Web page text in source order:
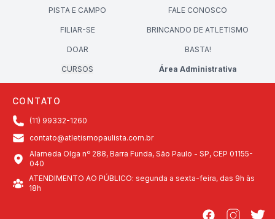
PISTA E CAMPO FALE CONOSCO
FILIAR-SE BRINCANDO DE ATLETISMO
DOAR BASTA!
CURSOS Área Administrativa
CONTATO
(11) 99332-1260
contato@atletismopaulista.com.br
Alameda Olga nº 288, Barra Funda, São Paulo - SP, CEP 01155-
040
ATENDIMENTO AO PÚBLICO: segunda a sexta-feira, das 9h às
18h